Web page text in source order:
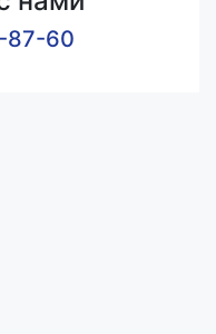
87-60